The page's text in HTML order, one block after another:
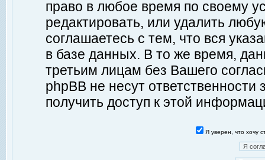
право в любое время по своему
редактировать, или удалить
соглашаетесь с тем, что вся
в базе данных. В то же время,
третьим лицам без Вашего
phpBB не несут ответственности
получить доступ к этой
Я уверен, что хочу